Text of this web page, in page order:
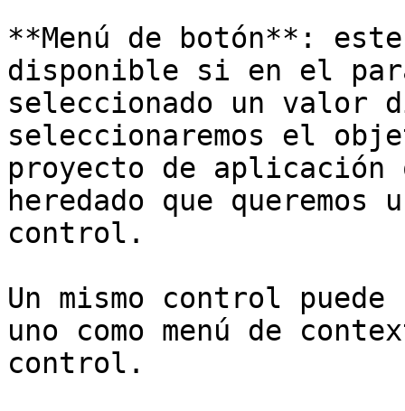
**Menú de botón**:
disponible si en el
seleccionado un valor
seleccionaremos el
proyecto de aplicación
heredado que queremos
control.
Un mismo control
uno como menú de
control.